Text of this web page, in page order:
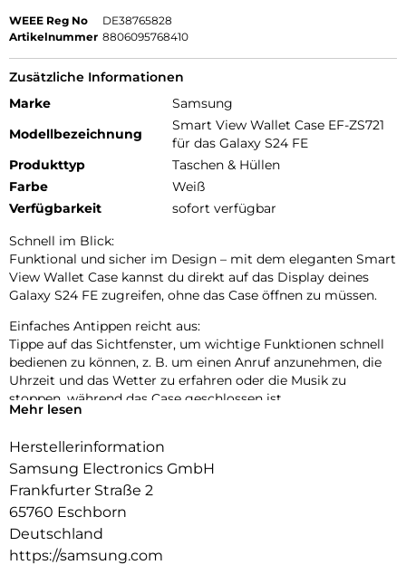
WEEE Reg No
DE38765828
Artikelnummer 8806095768410
Zusätzliche Informationen
Marke
Samsung
Modellbezeichnung
Smart View Wallet Case EF-ZS721
für das Galaxy S24 FE
Produkttyp
Taschen & Hüllen
Farbe
Weiß
Verfügbarkeit
sofort verfügbar
Schnell im Blick:
Funktional und sicher im Design – mit dem eleganten Smart
View Wallet Case kannst du direkt auf das Display deines
Galaxy S24 FE zugreifen, ohne das Case öffnen zu müssen.
Einfaches Antippen reicht aus:
Tippe auf das Sichtfenster, um wichtige Funktionen schnell
bedienen zu können, z. B. um einen Anruf anzunehmen, die
Uhrzeit und das Wetter zu erfahren oder die Musik zu
stoppen, während das Case geschlossen ist.
Stecke deine häufig genutzten Karten einfach in das
Kartenfach deines Smart View Wallet Case, damit sie
griffbereit und sicher verstaut sind.
Mehr lesen
Herstellerinformation
Samsung Electronics GmbH
Frankfurter Straße 2
65760 Eschborn
Deutschland
https://samsung.com